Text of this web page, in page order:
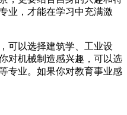
业，才能在学习中充满激
可以选择建筑学、工业设
对机械制造感兴趣，可以选
专业。如果你对教育事业感